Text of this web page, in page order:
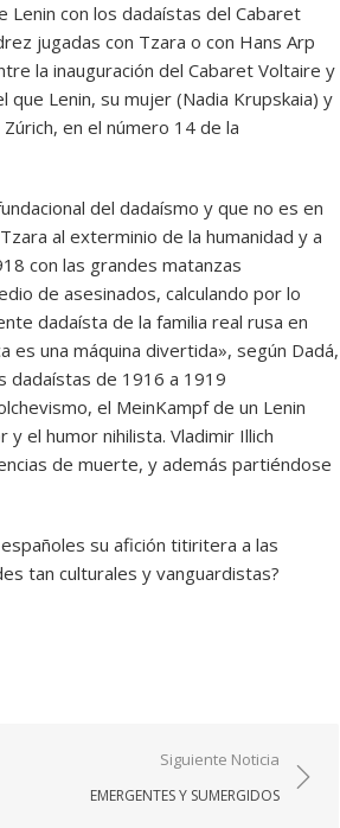
con los dadaístas del Cabaret
jugadas con Tzara o con Hans Arp
la inauguración del Cabaret Voltaire y
Lenin, su mujer (Nadia Krupskaia) y
en el número 14 de la
del dadaísmo y que no es en
al exterminio de la humanidad y a
con las grandes matanzas
de asesinados, calculando por lo
dadaísta de la familia real rusa en
es una máquina divertida», según Dadá,
dadaístas de 1916 a 1919
el MeinKampf de un Lenin
el humor nihilista. Vladimir Illich
de muerte, y además partiéndose
su afición titiritera a las
tan culturales y vanguardistas?
Siguiente Noticia
EMERGENTES Y SUMERGIDOS